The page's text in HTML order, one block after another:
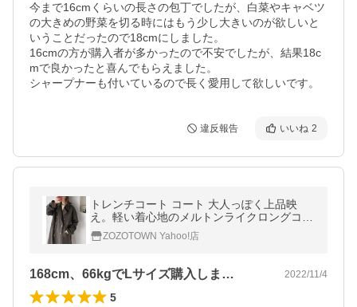
今まで16cmくらいの長さの包丁でしたが、白菜やキャベツ
の大きめの野菜を切る時にはもう少し大きいのが欲しいと
いうことだったので18cmにしました。
16cmの方が購入者が多かったので不安でしたが、結果18c
mで良かったと喜んでもらえました。
シャープナーも付いているので長く愛用して欲しいです。
違反報告 いいね 2
トレンチコート コート 大人っぽく上品映
え。軽い着心地のメルトンライクロングコー
ト レディース
ZOZOTOWN Yahoo!店
168cm、66kgでLサイズ購入しま… 2022/11/4
5